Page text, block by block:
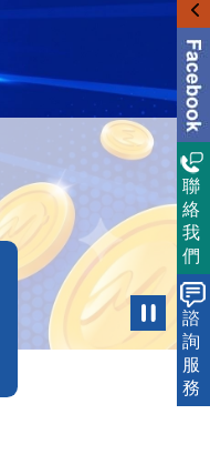
聯
絡
我
們
諮
詢
服
務